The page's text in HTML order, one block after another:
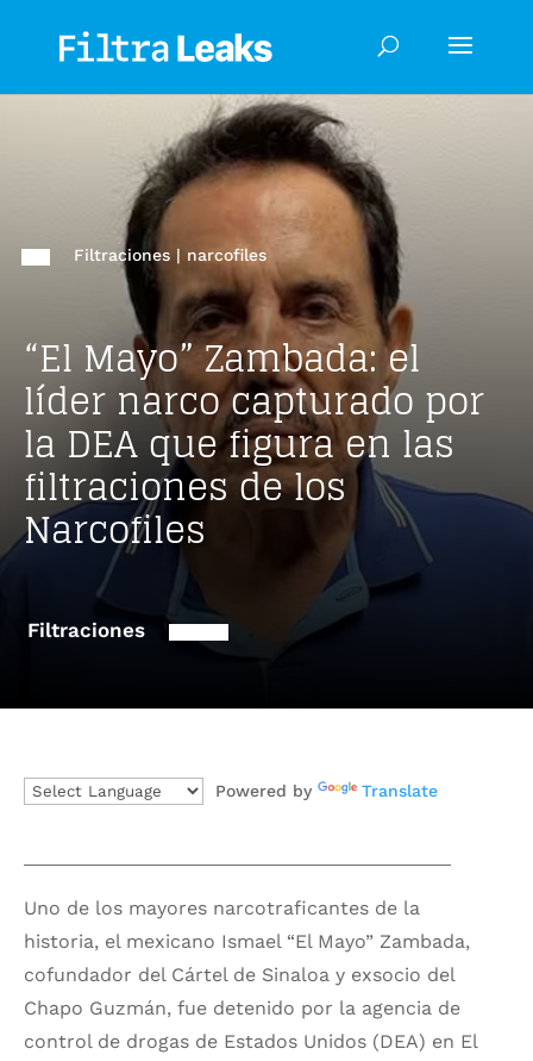
Filtraciones| narcofiles
“El Mayo” Zambada: el
líder narco capturado por
la DEA que figura en las
filtraciones de los
Narcofiles
Filtraciones
Powered by Translate
Uno de los mayores narcotraficantes de la
historia, el mexicano Ismael “El Mayo” Zambada,
cofundador del Cártel de Sinaloa y exsocio del
Chapo Guzmán, fue detenido por la agencia de
control de drogas de Estados Unidos (DEA) en El